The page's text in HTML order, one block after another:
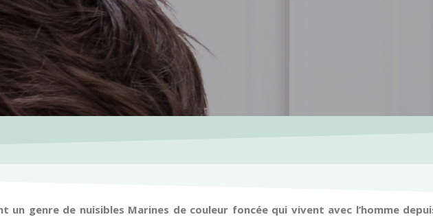
un genre de nuisibles Marines de couleur foncée qui vivent avec l’homme